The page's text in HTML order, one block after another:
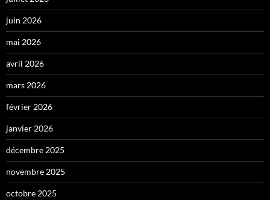
juin 2026
mai 2026
avril 2026
mars 2026
février 2026
janvier 2026
décembre 2025
novembre 2025
octobre 2025